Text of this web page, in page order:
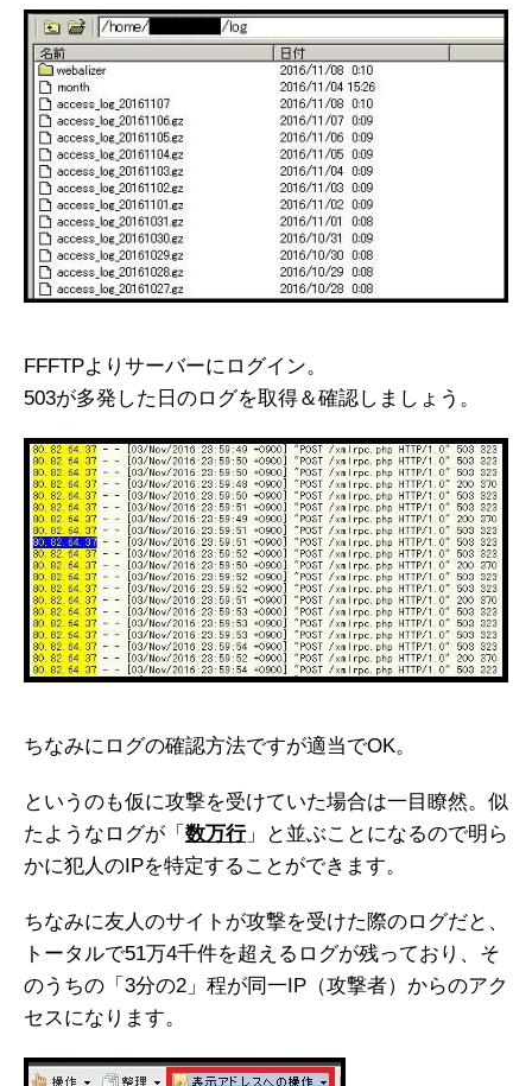
FFFTPよりサーバーにログイン。
503が多発した日のログを取得＆確認しましょう。
ちなみにログの確認方法ですが適当でOK。
というのも仮に攻撃を受けていた場合は一目瞭然。似
たようなログが「 数万行」と並ぶことになるので明ら
かに犯人のIPを特定することができます。
ちなみに友人のサイトが攻撃を受けた際のログだと、
トータルで51万4千件を超えるログが残っており、そ
のうちの「3分の2」程が同一IP（攻撃者）からのアク
セスになります。